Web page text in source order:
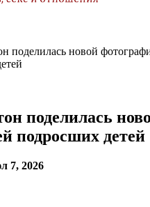
поделилась новой
поделилась
подросших детей
7, 2026